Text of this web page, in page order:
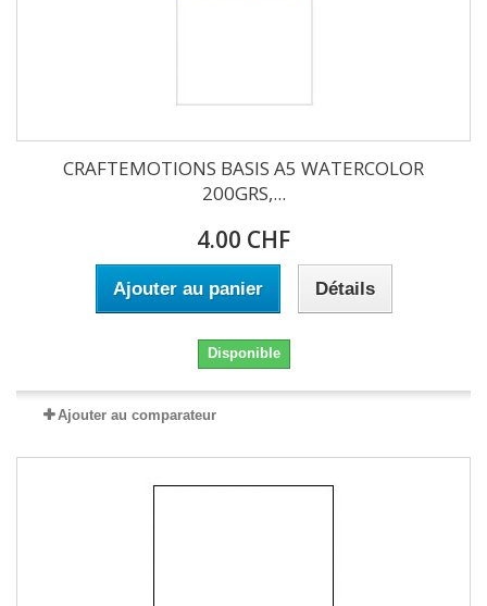
CRAFTEMOTIONS BASIS A5 WATERCOLOR
200GRS,...
4.00 CHF
Ajouter au panier Détails
Disponible
Ajouter au comparateur